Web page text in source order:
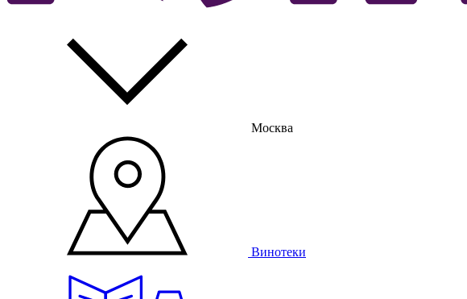
Москва
Винотеки